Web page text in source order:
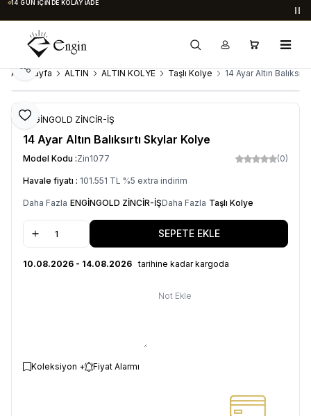
14 GÜN İÇINDE KOLAY İADE
Ana Sayfa ALTIN ALTIN KOLYE Taşlı Kolye 14 Ayar Altın
Favoriye Ekle
Paylaş
ENGİNGOLD ZİNCİR-İŞ
14 Ayar Altın Balıksırtı Skylar Kolye
Model Kodu :Zin1077 (0)
Havale fiyatı : 101.551 TL %5 extra indirim
Daha Fazla ENGİNGOLD ZİNCİR-İŞDaha Fazla Taşlı Kolye
SEPETE EKLE
10.08.2026 - 14.08.2026 tarihine kadar kargoda
Not Ekle
Koleksiyon + Fiyat Alarmı